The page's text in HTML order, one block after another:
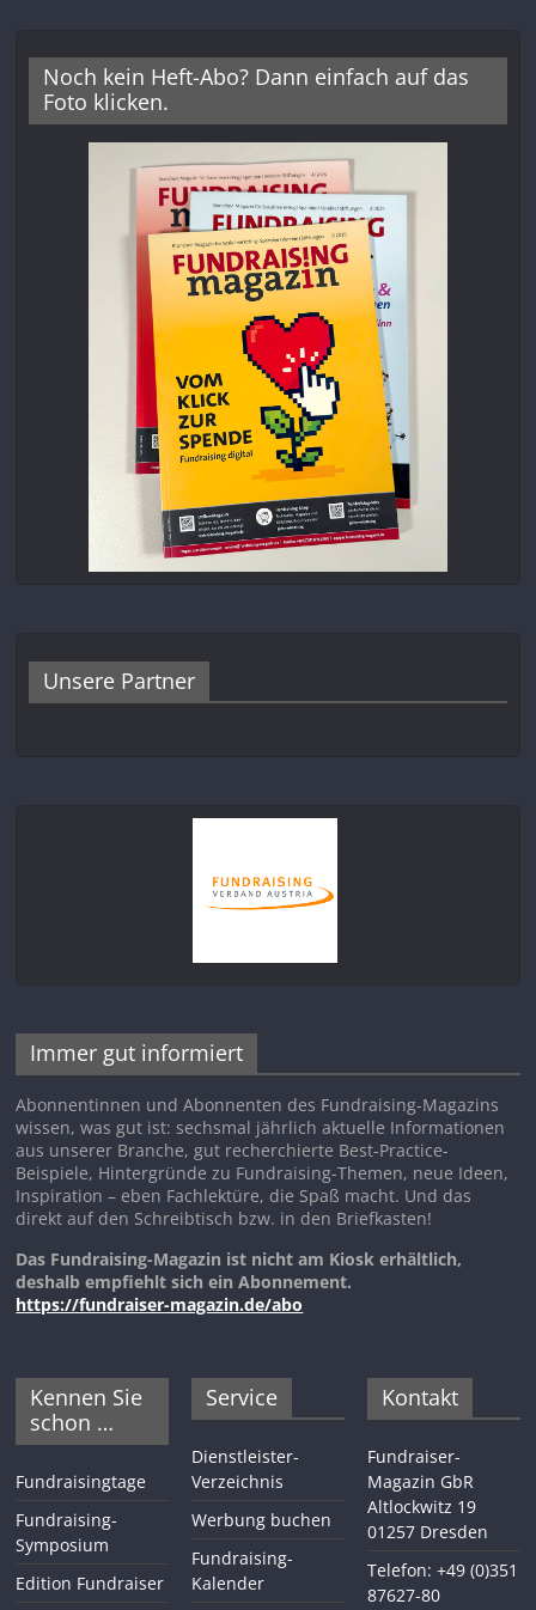
Noch kein Heft-Abo? Dann einfach auf das
Foto klicken.
Unsere Partner
Immer gut informiert
Abonnentinnen und Abonnenten des Fundraising-Magazins
wissen, was gut ist: sechsmal jährlich aktuelle Informationen
aus unserer Branche, gut recherchierte Best-Practice-
Beispiele, Hintergründe zu Fundraising-Themen, neue Ideen,
Inspiration – eben Fachlektüre, die Spaß macht. Und das
direkt auf den Schreibtisch bzw. in den Briefkasten!
Das Fundraising-Magazin ist nicht am Kiosk erhältlich,
deshalb empfiehlt sich ein Abonnement.
https://fundraiser-magazin.de/abo
Kennen Sie
schon …
Fundraisingtage
Fundraising-
Symposium
Edition Fundraiser
Service
Dienstleister-
Verzeichnis
Werbung buchen
Fundraising-
Kalender
Kontakt
Fundraiser-
Magazin GbR
Altlockwitz 19
01257 Dresden
Telefon: +49 (0)351
87627-80